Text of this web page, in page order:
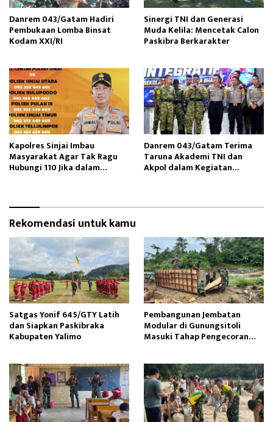
Danrem 043/Gatam Hadiri
Pembukaan Lomba Binsat
Kodam XXI/RI
Sinergi TNI dan Generasi
Muda Kelila: Mencetak Calon
Paskibra Berkarakter
Kapolres Sinjai Imbau
Masyarakat Agar Tak Ragu
Hubungi 110 Jika dalam
Danrem 043/Gatam Terima
Taruna Akademi TNI dan
Akpol dalam Kegiatan
Rekomendasi untuk kamu
Satgas Yonif 645/GTY Latih
dan Siapkan Paskibraka
Kabupaten Yalimo
Pembangunan Jembatan
Modular di Gunungsitoli
Masuki Tahap Pengecoran